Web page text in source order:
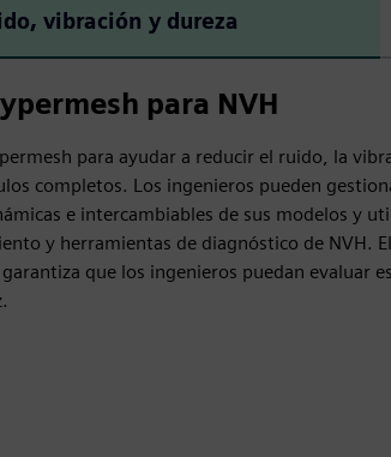
vibración y dureza
para NVH
para ayudar a reducir el ruido, la
completos. Los ingenieros pueden
e intercambiables de sus modelos y
y herramientas de diagnóstico de NVH.
que los ingenieros puedan evaluar